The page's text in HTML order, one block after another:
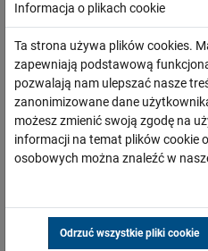
Łódź po kolei, odc. 11
Zapraszamy do obejrzenia
średnicowego. Faustyna,
Informacja o plikach cookie
Ta strona używa plików cookies.
zapewniają podstawową
pozwalają nam ulepszać nasze
zanonimizowane dane
możesz zmienić swoją zgodę na
informacji na temat plików cookie
osobowych można znaleźć w
Odrzuć wszystkie pliki cookie